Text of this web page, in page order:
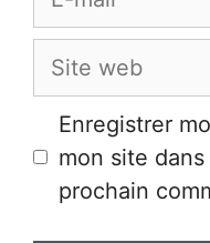
Site
Enregistrer
mon site
prochain